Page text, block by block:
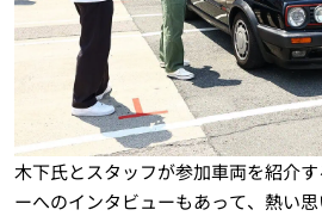
木下氏とスタッフが参加車両を紹介
ーへのインタビューもあって、熱い思